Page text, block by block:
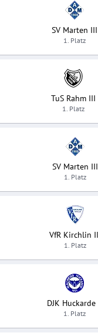
SV Marten III
1. Platz
TuS Rahm III
1. Platz
SV Marten III
1. Platz
VfR Kirchlin
1. Platz
DJK Huckarde
1. Platz